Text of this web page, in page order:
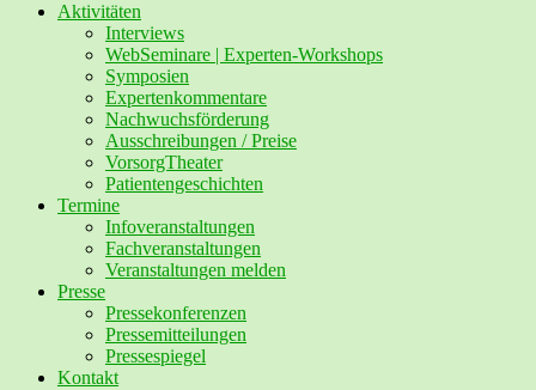
Aktivitäten
Interviews
WebSeminare | Experten-Workshops
Symposien
Expertenkommentare
Nachwuchsförderung
Ausschreibungen / Preise
VorsorgTheater
Patientengeschichten
Termine
Infoveranstaltungen
Fachveranstaltungen
Veranstaltungen melden
Presse
Pressekonferenzen
Pressemitteilungen
Pressespiegel
Kontakt